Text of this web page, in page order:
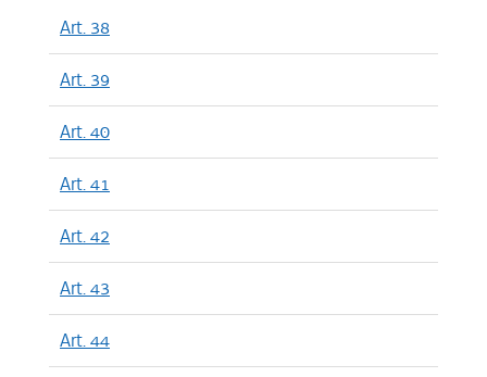
Art. 38
Art. 39
Art. 40
Art. 41
Art. 42
Art. 43
Art. 44